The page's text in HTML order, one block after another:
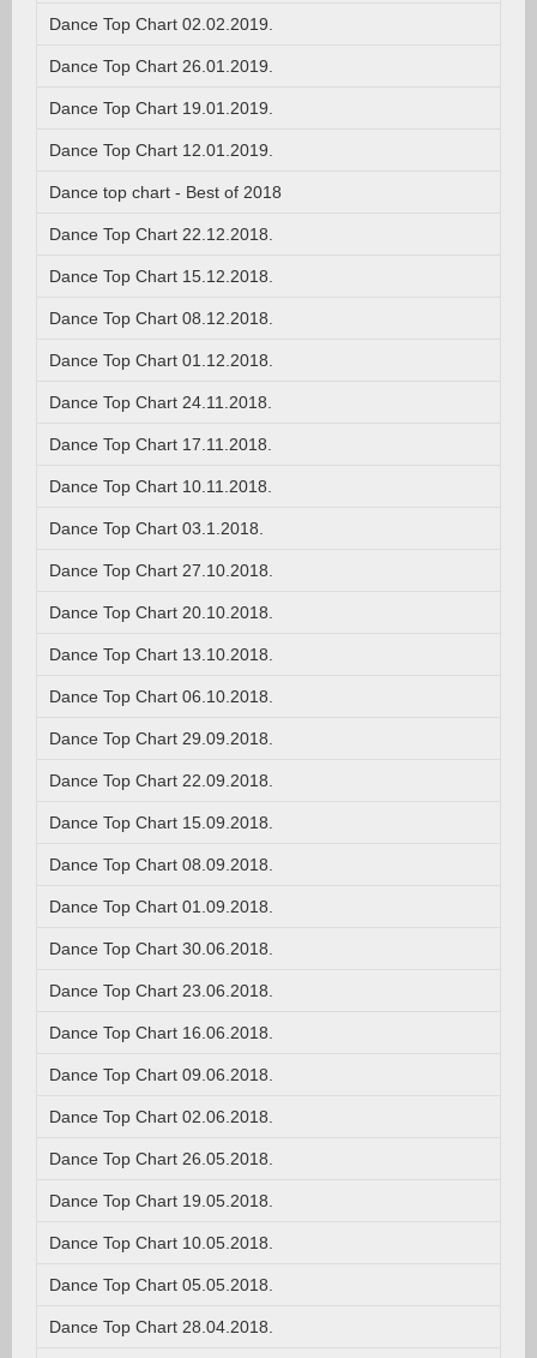
Dance Top Chart 02.02.2019.
Dance Top Chart 26.01.2019.
Dance Top Chart 19.01.2019.
Dance Top Chart 12.01.2019.
Dance top chart - Best of 2018
Dance Top Chart 22.12.2018.
Dance Top Chart 15.12.2018.
Dance Top Chart 08.12.2018.
Dance Top Chart 01.12.2018.
Dance Top Chart 24.11.2018.
Dance Top Chart 17.11.2018.
Dance Top Chart 10.11.2018.
Dance Top Chart 03.1.2018.
Dance Top Chart 27.10.2018.
Dance Top Chart 20.10.2018.
Dance Top Chart 13.10.2018.
Dance Top Chart 06.10.2018.
Dance Top Chart 29.09.2018.
Dance Top Chart 22.09.2018.
Dance Top Chart 15.09.2018.
Dance Top Chart 08.09.2018.
Dance Top Chart 01.09.2018.
Dance Top Chart 30.06.2018.
Dance Top Chart 23.06.2018.
Dance Top Chart 16.06.2018.
Dance Top Chart 09.06.2018.
Dance Top Chart 02.06.2018.
Dance Top Chart 26.05.2018.
Dance Top Chart 19.05.2018.
Dance Top Chart 10.05.2018.
Dance Top Chart 05.05.2018.
Dance Top Chart 28.04.2018.